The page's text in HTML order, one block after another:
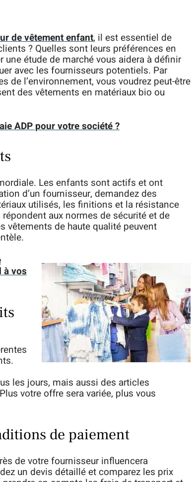
de vêtement enfant, il est essentiel de
? Quelles sont leurs préférences en
étude de marché vous aidera à définir
avec les fournisseurs potentiels. Par
de l’environnement, vous voudrez peut-être
des vêtements en matériaux bio ou
ADP pour votre société ?
Les enfants sont actifs et ont
d’un fournisseur, demandez des
utilisés, les finitions et la résistance
aux normes de sécurité et de
vêtements de haute qualité peuvent
à vos
les jours, mais aussi des articles
votre offre sera variée, plus vous
de paiement
de votre fournisseur influencera
un devis détaillé et comparez les prix